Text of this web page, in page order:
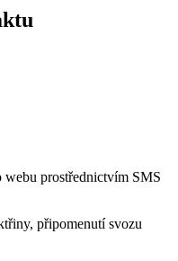
webu prostřednictvím SMS
připomenutí svozu